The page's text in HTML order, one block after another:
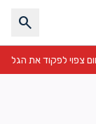
search